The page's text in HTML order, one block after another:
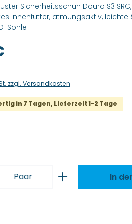
Sicherheitsschuh Douro S3
Innenfutter, atmungsaktiv, leichte
Sohle
zzgl. Versandkosten
in 7 Tagen, Lieferzeit 1-2 Tage
Gib den
Paar In